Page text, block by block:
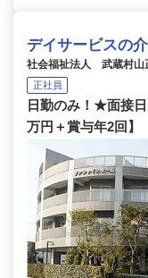
デイサービスの
社会福祉法人 武蔵村山
正社員
日勤のみ！★面接
万円＋賞与年2回】